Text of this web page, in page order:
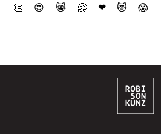
👏 😍 😹 🤗 ❤ 😻 😱